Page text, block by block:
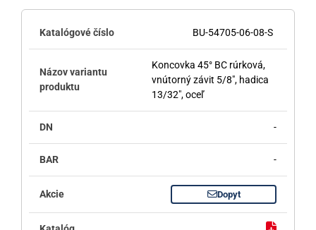
BU-54705-06-08-S
Koncovka 45° BC rúrková,
vnútorný závit 5/8", hadica
13/32", oceľ
-
-
Dopyt